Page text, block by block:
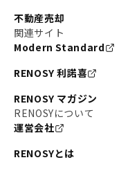
不動産売却
関連サイト
Modern Standard
RENOSY 利諾喜
RENOSY マガジン
RENOSYについて
運営会社
RENOSYとは